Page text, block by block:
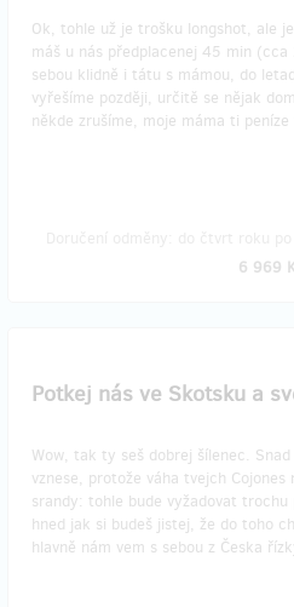
Ok, tohle už je trošku longshot, ale
máš u nás předplacenej 45 min
sebou klidně i tátu s mámou, do
vyřešíme později, určitě se nějak
někde zrušíme, moje máma ti peníze
6 969
Potkej nás ve Skotsku a
Wow, tak ty seš dobrej šílenec.
vznese, protože váha tvejch Cojones
srandy: tohle bude vyžadovat trochu
hned jak si budeš jistej, že do toho
hlavně nám vem s sebou z Česka